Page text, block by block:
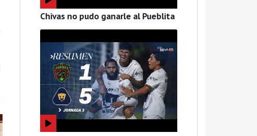
Chivas no pudo ganarle al Pueblita